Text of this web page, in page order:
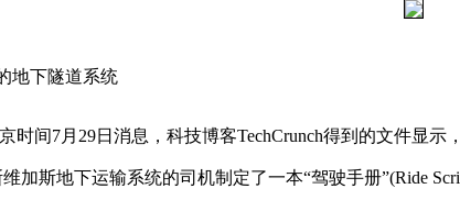
地下隧道系统
时间7月29日消息，科技博客TechCrunch得到的文件显
维加斯地下运输系统的司机制定了一本“驾驶手册”(Ride